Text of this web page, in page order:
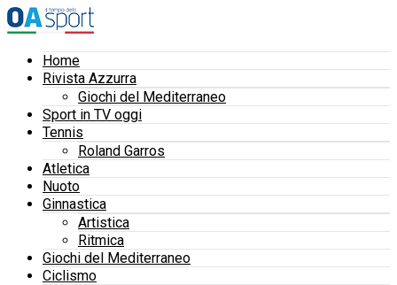
Home
Rivista Azzurra
Giochi del Mediterraneo
Sport in TV oggi
Tennis
Roland Garros
Atletica
Nuoto
Ginnastica
Artistica
Ritmica
Giochi del Mediterraneo
Ciclismo